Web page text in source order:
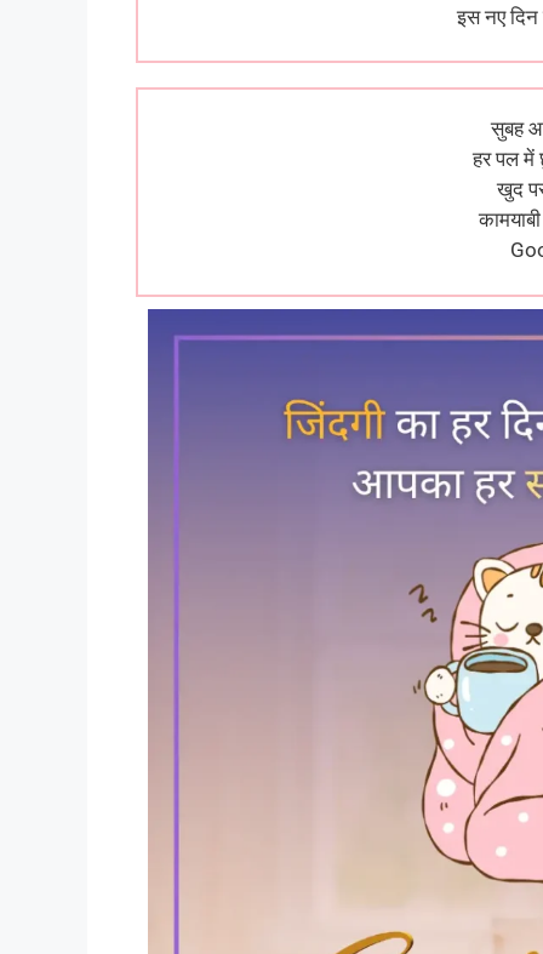
इस नए
सुबह
हर पल में
खुद